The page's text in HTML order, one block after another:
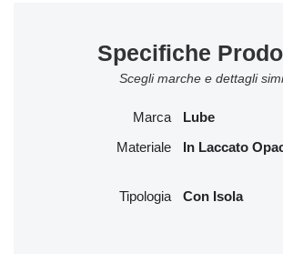
Specifiche
Scegli marche e dettagli
Marca Lube
Materiale In Laccato
Tipologia Con Isola